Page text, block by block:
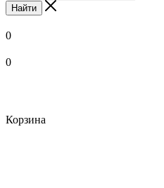
Найти
0
0
Корзина